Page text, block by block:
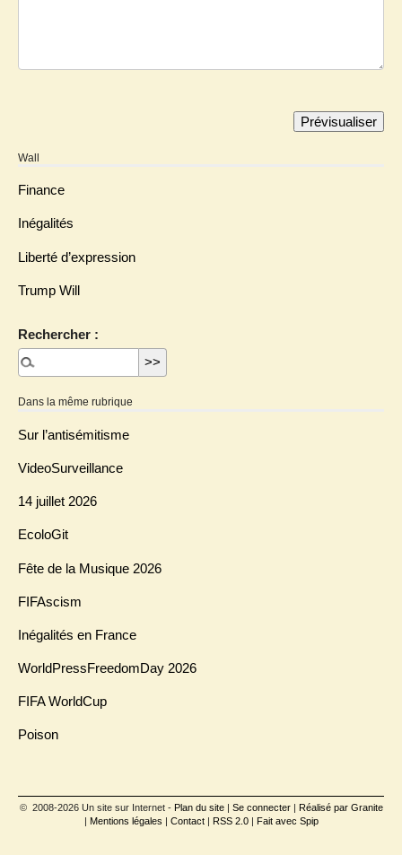
Wall
Finance
Inégalités
Liberté d’expression
Trump Will
Rechercher :
Dans la même rubrique
Sur l’antisémitisme
VideoSurveillance
14 juillet 2026
EcoloGit
Fête de la Musique 2026
FIFAscism
Inégalités en France
WorldPressFreedomDay 2026
FIFA WorldCup
Poison
© 2008-2026 Un site sur Internet - Plan du site| Se connecter| Réalisé par Granite
| Mentions légales | Contact| RSS 2.0| Fait avec Spip